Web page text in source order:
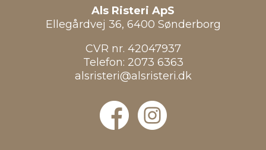
Als Risteri ApS
Ellegårdvej 36, 6400 Sønderborg
CVR nr. 42047937
Telefon: 2073 6363
alsristeri@alsristeri.dk